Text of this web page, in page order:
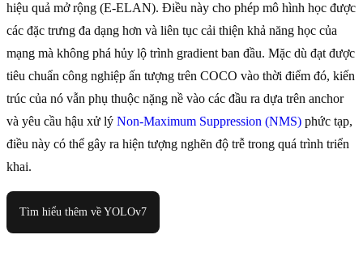
hiệu quả mở rộng (E-ELAN). Điều này cho phép mô hình học được
các đặc trưng đa dạng hơn và liên tục cải thiện khả năng học của
mạng mà không phá hủy lộ trình gradient ban đầu. Mặc dù đạt được
tiêu chuẩn công nghiệp ấn tượng trên COCO vào thời điểm đó, kiến
trúc của nó vẫn phụ thuộc nặng nề vào các đầu ra dựa trên anchor
và yêu cầu hậu xử lý Non-Maximum Suppression (NMS) phức tạp,
điều này có thể gây ra hiện tượng nghẽn độ trễ trong quá trình triển
khai.
Tìm hiểu thêm về YOLOv7